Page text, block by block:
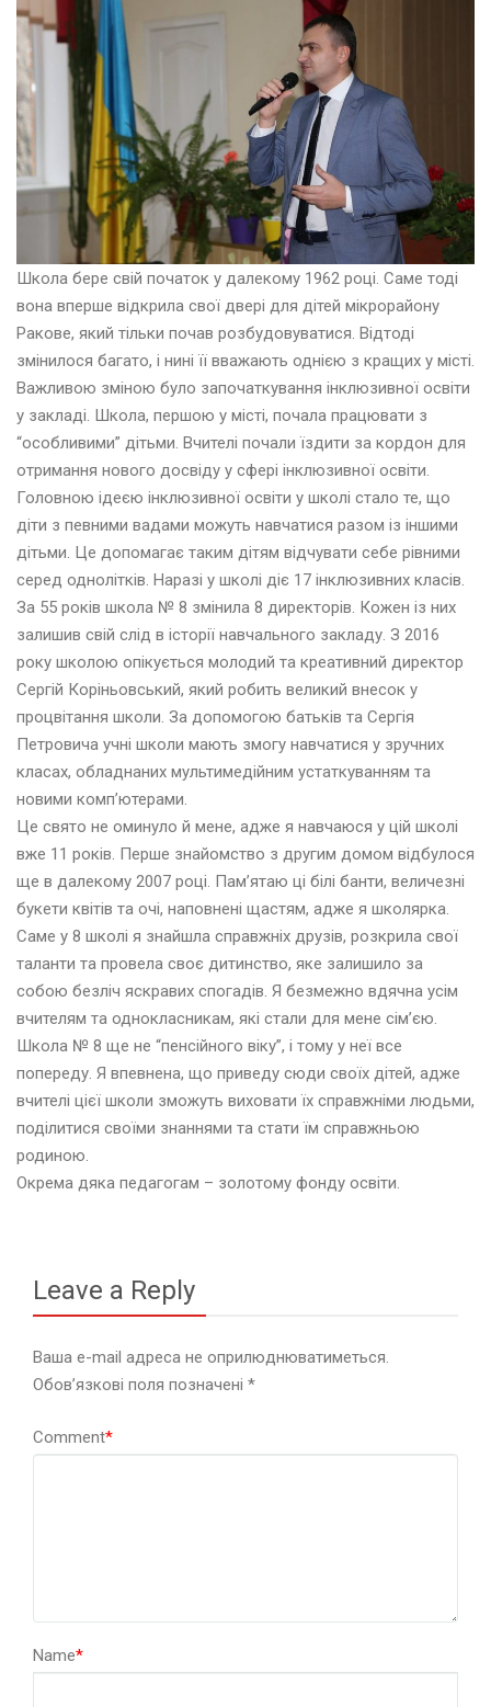
Школа бере свій початок у далекому 1962 році. Саме тоді
вона вперше відкрила свої двері для дітей мікрорайону
Ракове, який тільки почав розбудовуватися. Відтоді
змінилося багато, і нині її вважають однією з кращих у місті.
Важливою зміною було започаткування інклюзивної освіти
у закладі. Школа, першою у місті, почала працювати з
“особливими” дітьми. Вчителі почали їздити за кордон для
отримання нового досвіду у сфері інклюзивної освіти.
Головною ідеєю інклюзивної освіти у школі стало те, що
діти з певними вадами можуть навчатися разом із іншими
дітьми. Це допомагає таким дітям відчувати себе рівними
серед однолітків. Наразі у школі діє 17 інклюзивних класів.
За 55 років школа № 8 змінила 8 директорів. Кожен із них
залишив свій слід в історії навчального закладу. З 2016
року школою опікується молодий та креативний директор
Сергій Коріньовський, який робить великий внесок у
процвітання школи. За допомогою батьків та Сергія
Петровича учні школи мають змогу навчатися у зручних
класах, обладнаних мультимедійним устаткуванням та
новими комп’ютерами.
Це свято не оминуло й мене, адже я навчаюся у цій школі
вже 11 років. Перше знайомство з другим домом відбулося
ще в далекому 2007 році. Пам’ятаю ці білі банти, величезні
букети квітів та очі, наповнені щастям, адже я школярка.
Саме у 8 школі я знайшла справжніх друзів, розкрила свої
таланти та провела своє дитинство, яке залишило за
собою безліч яскравих спогадів. Я безмежно вдячна усім
вчителям та однокласникам, які стали для мене сім’єю.
Школа № 8 ще не “пенсійного віку”, і тому у неї все
попереду. Я впевнена, що приведу сюди своїх дітей, адже
вчителі цієї школи зможуть виховати їх справжніми людьми,
поділитися своїми знаннями та стати їм справжньою
родиною.
Окрема дяка педагогам – золотому фонду освіти.
Leave a Reply
Ваша e-mail адреса не оприлюднюватиметься.
Обов’язкові поля позначені *
Comment*
Name*